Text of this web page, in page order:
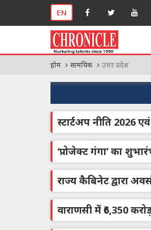
EN
होम सामयिक उत्तर प्रदेश
स्टार्टअप नीति 2026
‘प्रोजेक्ट गंगा’ का
राज्य कैबिनेट द्वारा
वाराणसी में ₹6,350